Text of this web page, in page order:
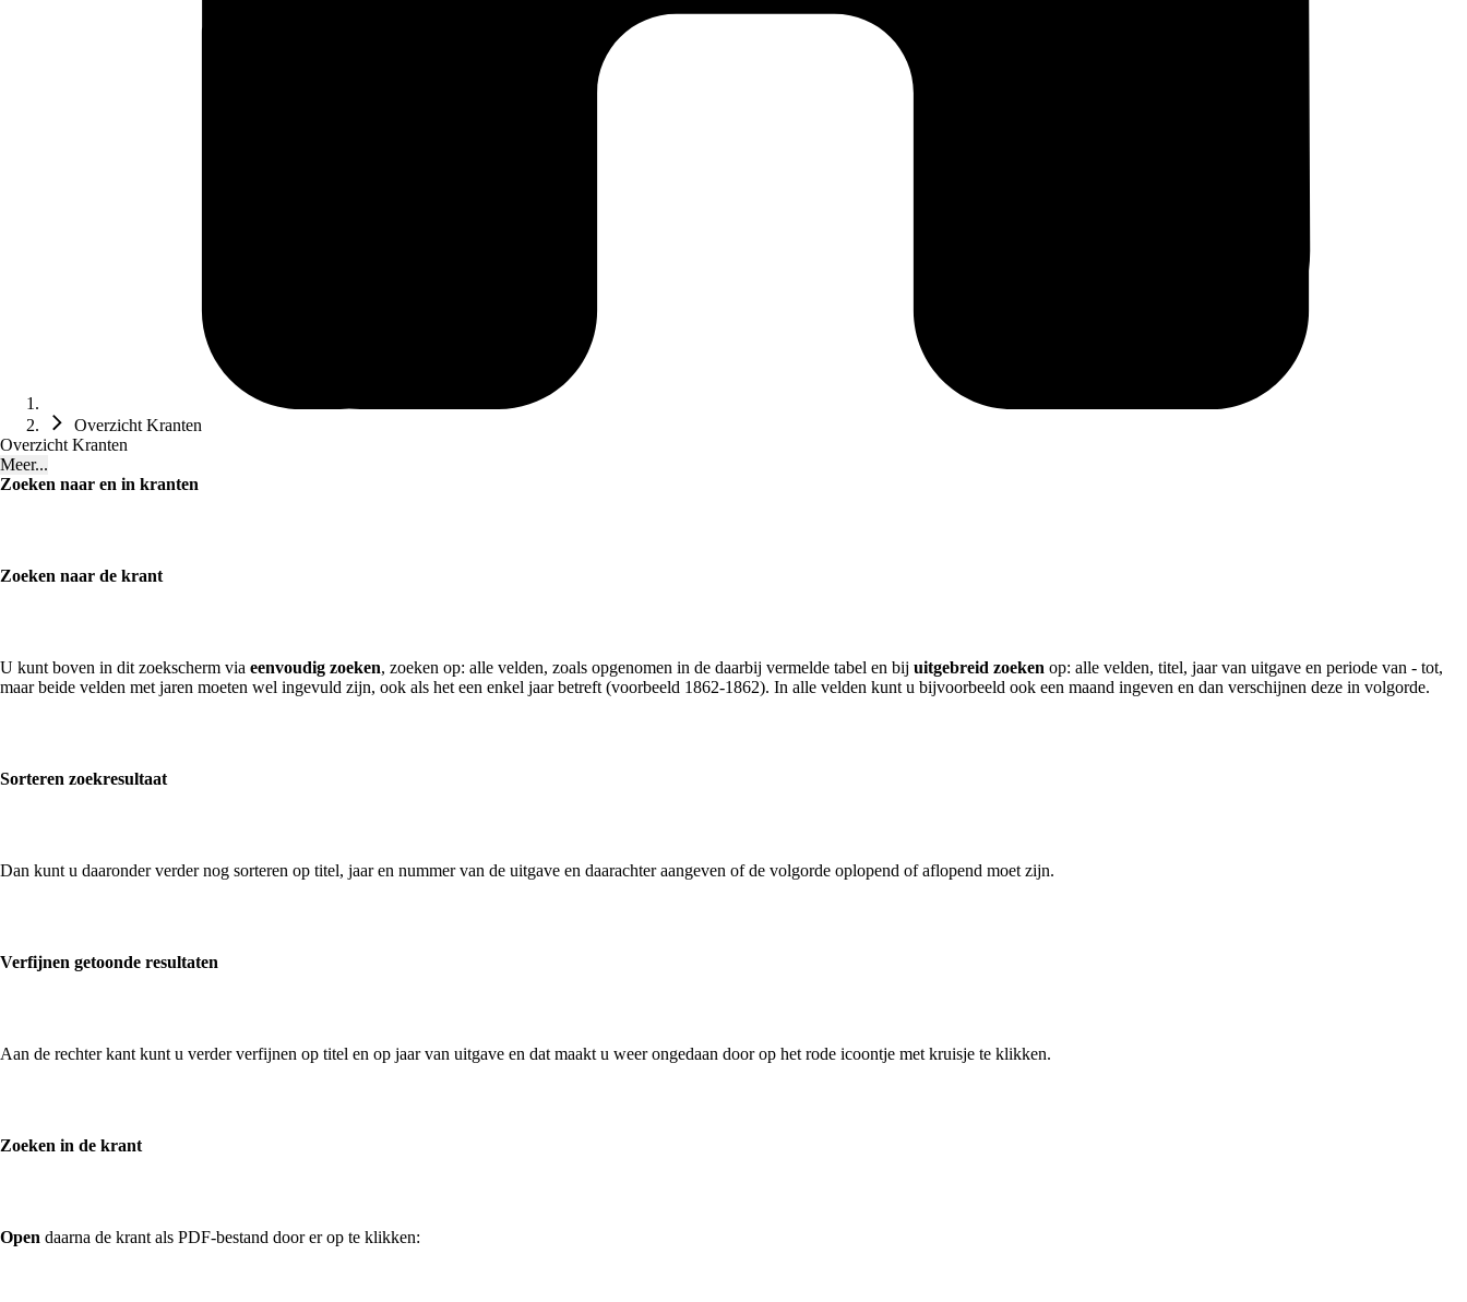
Overzicht Kranten
Overzicht Kranten
Meer...
Zoeken naar en in kranten
Zoeken naar de krant
U kunt boven in dit zoekscherm via eenvoudig zoeken, zoeken op: alle velden, zoals opgenomen in de daarbij vermelde tabel en bij uitgebreid zoeken op: alle velden, titel, jaar van uitgave en periode van - tot,
maar beide velden met jaren moeten wel ingevuld zijn, ook als het een enkel jaar betreft (voorbeeld 1862-1862). In alle velden kunt u bijvoorbeeld ook een maand ingeven en dan verschijnen deze in volgorde.
Sorteren zoekresultaat
Dan kunt u daaronder verder nog sorteren op titel, jaar en nummer van de uitgave en daarachter aangeven of de volgorde oplopend of aflopend moet zijn.
Verfijnen getoonde resultaten
Aan de rechter kant kunt u verder verfijnen op titel en op jaar van uitgave en dat maakt u weer ongedaan door op het rode icoontje met kruisje te klikken.
Zoeken in de krant
Open daarna de krant als PDF-bestand door er op te klikken: